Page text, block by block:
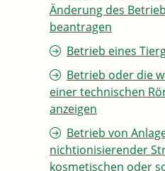
Änderung des
beantragen
Betrieb eines
Betrieb oder die
einer technischen
anzeigen
Betrieb von
nichtionisierender
kosmetischen oder